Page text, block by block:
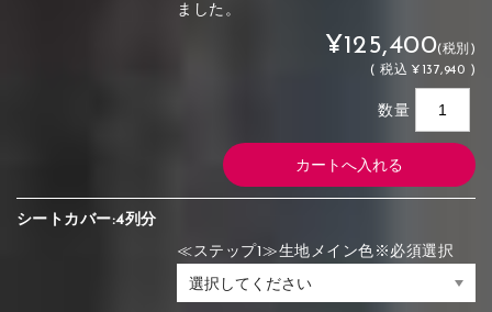
ました。
¥125,400(税別)
(税込 ¥137,940 )
数量
シートカバー:4列分
≪ステップ1≫生地メイン色※必須選択